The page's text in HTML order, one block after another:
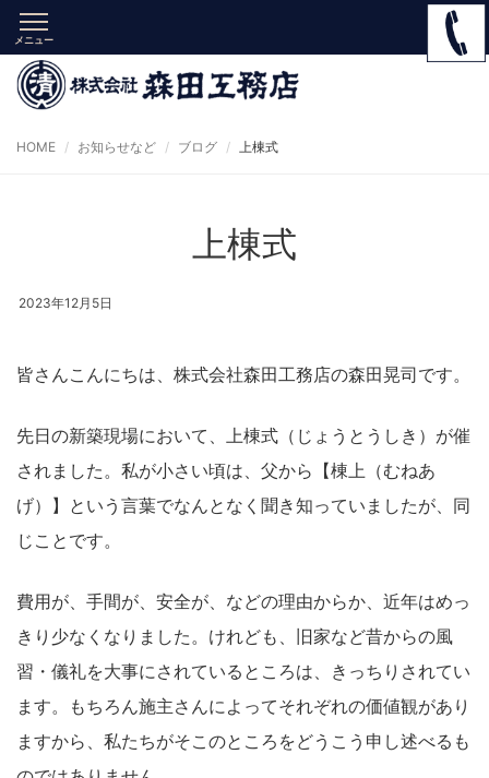
メニュー
HOME お知らせなど ブログ 上棟式
上棟式
2023年12月5日
皆さんこんにちは、株式会社森田工務店の森田晃司です。
先日の新築現場において、上棟式（じょうとうしき）が催
されました。私が小さい頃は、父から【棟上（むねあ
げ）】という言葉でなんとなく聞き知っていましたが、同
じことです。
費用が、手間が、安全が、などの理由からか、近年はめっ
きり少なくなりました。けれども、旧家など昔からの風
習・儀礼を大事にされているところは、きっちりされてい
ます。もちろん施主さんによってそれぞれの価値観があり
ますから、私たちがそこのところをどうこう申し述べるも